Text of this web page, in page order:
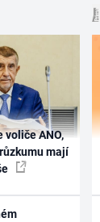
voliče ANO,
mají